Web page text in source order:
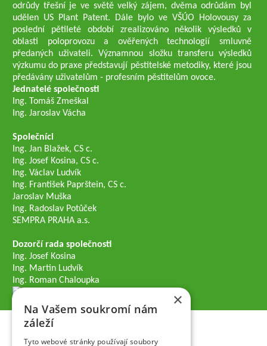
odrůdy třešní je ve světě velký zájem, dvěma odrůdám byl
udělen US Plant Patent. Dále bylo ve VŠÚO Holovousy za
poslední pětileté období zrealizováno několik výsledků v
oblasti poloprovozu a ověřených technologií smluvně
předaných uživateli. Významnou složku transferu výsledků
výzkumu do praxe představují pěstitelské metodiky, které jsou
předávány uživatelům - profesním pěstitelům ovoce.
Jednatelé společnosti
Ing. Tomáš Zmeškal
Ing. Jaroslav Vácha
Společníci
Ing. Jan Blažek, CS c.
Ing. Josef Kosina, CS c.
Ing. Václav Ludvík
Ing. František Paprštein, CS c.
Jaroslav Muška
Ing. Radoslav Potůček
SEMPRA PRAHA a.s.
Dozorčí rada společnosti
Ing. Josef Kosina
Ing. Martin Ludvík
Ing. Roman Chaloupka
×
Na Vašem soukromí nám
záleží
Tyto webové stránky používají soubory